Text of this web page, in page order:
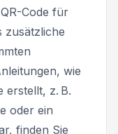
Code für
zusätzliche
wie
erstellt, z. B.
oder ein
finden Sie